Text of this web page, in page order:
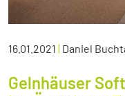
16.01.2021 | Daniel
Gelnhäuser